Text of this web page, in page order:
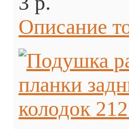
Описание